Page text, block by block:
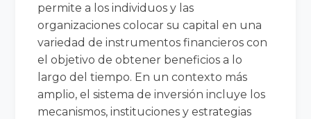
permite a los individuos y las
organizaciones colocar su capital en una
variedad de instrumentos financieros con
el objetivo de obtener beneficios a lo
largo del tiempo. En un contexto más
amplio, el sistema de inversión incluye los
mecanismos, instituciones y estrategias